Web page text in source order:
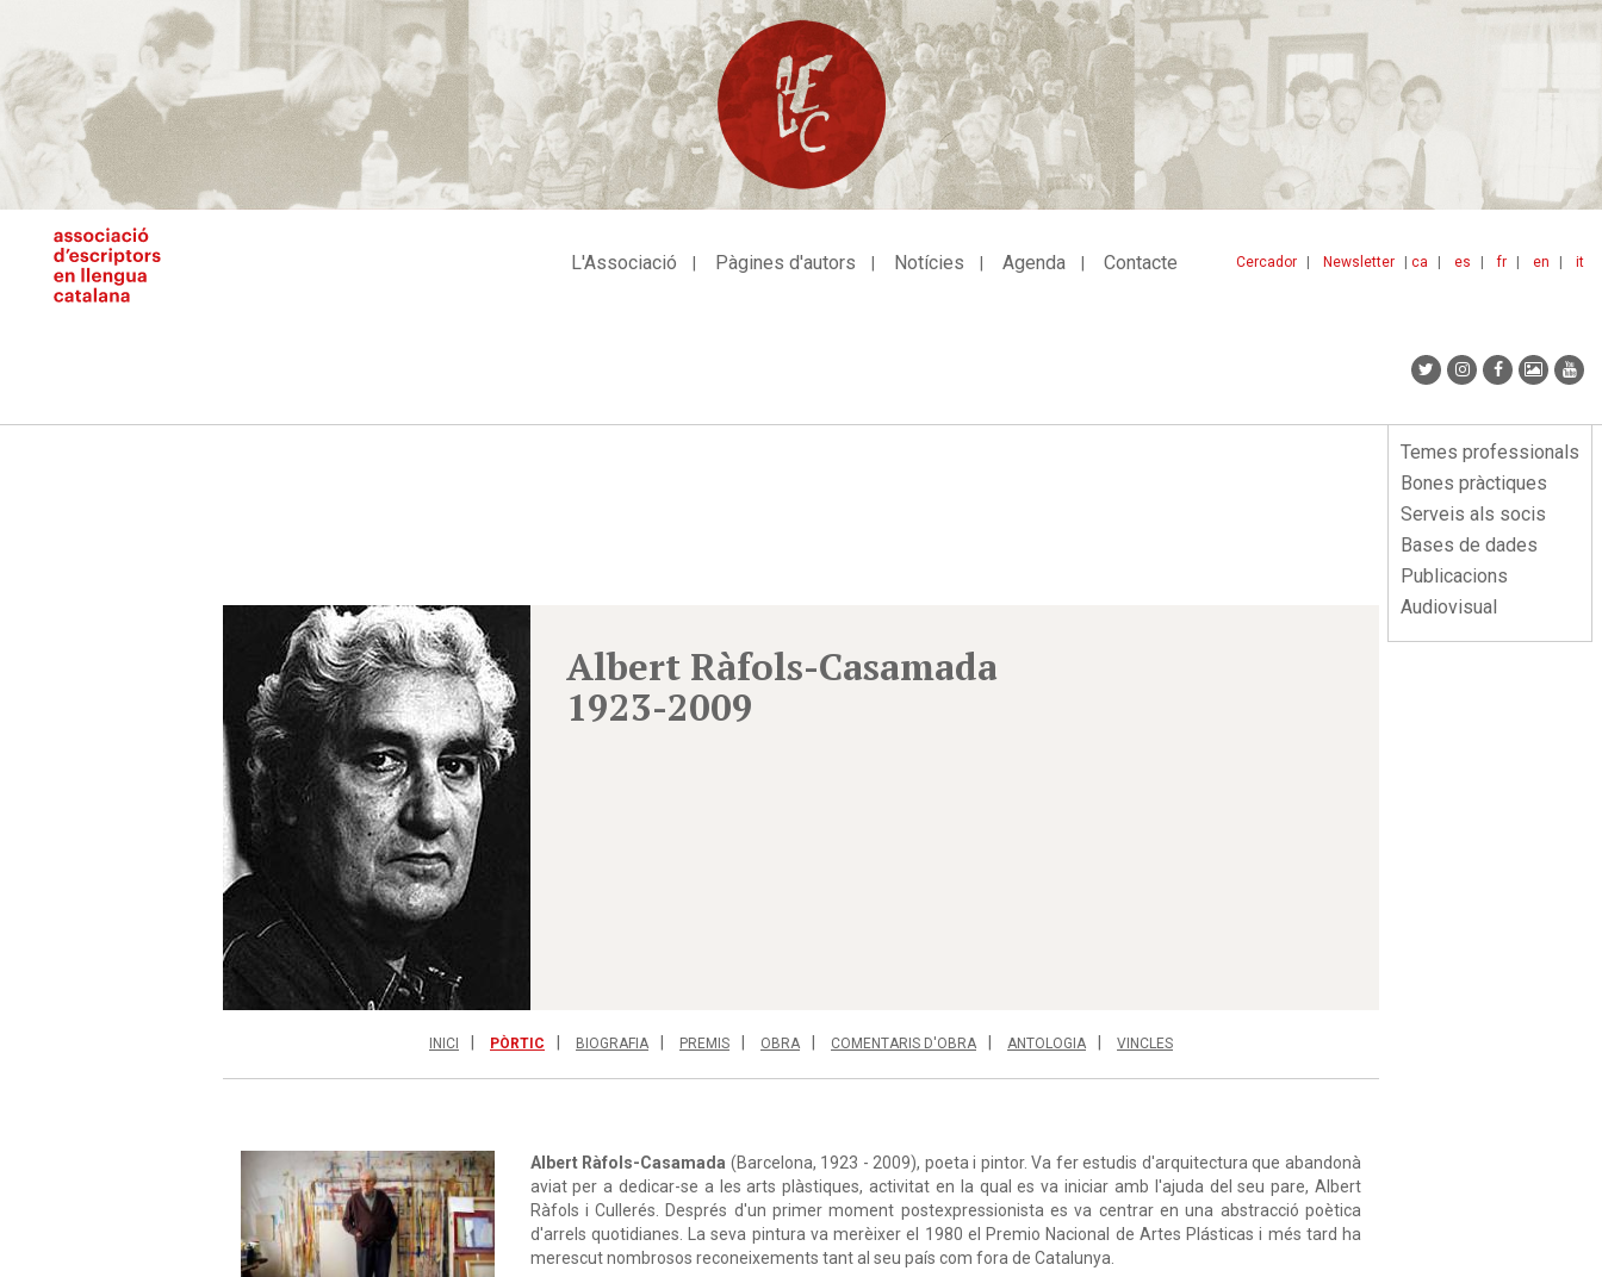
contingut
ca es fr en it
Cercador Newsletter
L'Associació Pàgines d'autors Notícies Agenda Contacte
Menu
lateral
Temes professionals
Bones pràctiques
Serveis als socis
Bases de dades
Publicacions
Audiovisual
Albert Ràfols-Casamada
1923-2009
INICI PÒRTIC BIOGRAFIA PREMIS OBRA COMENTARIS D'OBRA ANTOLOGIA VINCLES
Albert Ràfols-Casamada (Barcelona, 1923 - 2009), poeta i pintor. Va fer estudis d'arquitectura que abandonà
aviat per a dedicar-se a les arts plàstiques, activitat en la qual es va iniciar amb l'ajuda del seu pare, Albert
Ràfols i Cullerés. Després d'un primer moment postexpressionista es va centrar en una abstracció poètica
d'arrels quotidianes. La seva pintura va merèixer el 1980 el Premio Nacional de Artes Plásticas i més tard ha
merescut nombrosos reconeixements tant al seu país com fora de Catalunya.